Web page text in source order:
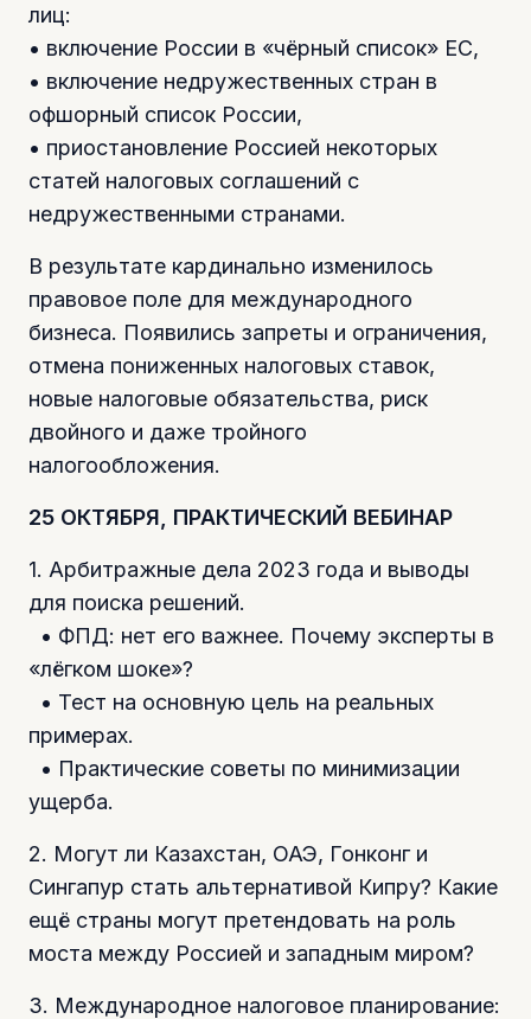
лиц:
• включение России в «чёрный список» ЕС,
• включение недружественных стран в
офшорный список России,
• приостановление Россией некоторых
статей налоговых соглашений с
недружественными странами.
В результате кардинально изменилось
правовое поле для международного
бизнеса. Появились запреты и ограничения,
отмена пониженных налоговых ставок,
новые налоговые обязательства, риск
двойного и даже тройного
налогообложения.
25 ОКТЯБРЯ, ПРАКТИЧЕСКИЙ ВЕБИНАР
1. Арбитражные дела 2023 года и выводы
для поиска решений.
• ФПД: нет его важнее. Почему эксперты в
«лёгком шоке»?
• Тест на основную цель на реальных
примерах.
• Практические советы по минимизации
ущерба.
2. Могут ли Казахстан, ОАЭ, Гонконг и
Сингапур стать альтернативой Кипру? Какие
ещё страны могут претендовать на роль
моста между Россией и западным миром?
3. Международное налоговое планирование: